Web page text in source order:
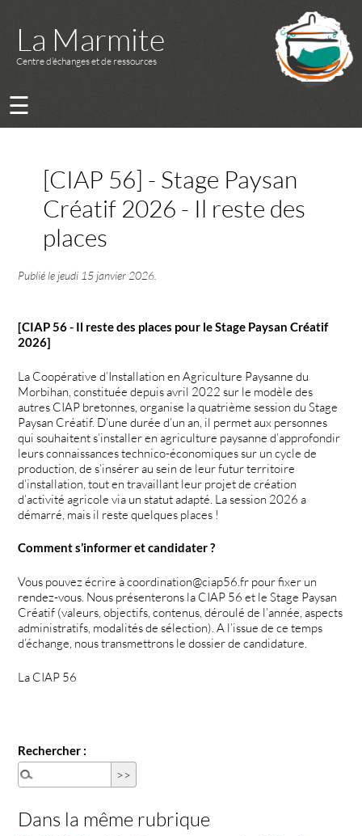
La Marmite
Centre d’échanges et de ressources
☰
[CIAP 56] - Stage Paysan
Créatif 2026 - Il reste des
places
Publié le jeudi 15 janvier 2026
[CIAP 56 - Il reste des places pour le Stage Paysan Créatif
2026]
La Coopérative d’Installation en Agriculture Paysanne du
Morbihan, constituée depuis avril 2022 sur le modèle des
autres CIAP bretonnes, organise la quatrième session du Stage
Paysan Créatif. D’une durée d’un an, il permet aux personnes
qui souhaitent s’installer en agriculture paysanne d’approfondir
leurs connaissances technico-économiques sur un cycle de
production, de s’insérer au sein de leur futur territoire
d’installation, tout en travaillant leur projet de création
d’activité agricole via un statut adapté. La session 2026 a
démarré, mais il reste quelques places !
Comment s’informer et candidater ?
Vous pouvez écrire à coordination@ciap56.fr pour fixer un
rendez-vous. Nous présenterons la CIAP 56 et le Stage Paysan
Créatif (valeurs, objectifs, contenus, déroulé de l’année, aspects
administratifs, modalités de sélection). A l’issue de ce temps
d’échange, nous transmettrons le dossier de candidature.
La CIAP 56
Rechercher :
Dans la même rubrique